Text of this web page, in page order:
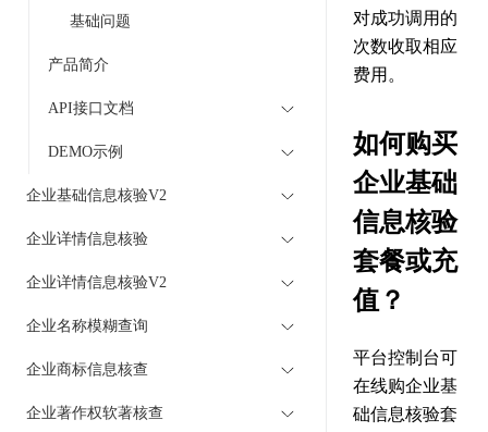
基础问题
产品简介
API接口文档
DEMO示例
企业基础信息核验V2
企业详情信息核验
企业详情信息核验V2
企业名称模糊查询
企业商标信息核查
企业著作权软著核查
对成功调用的
次数收取相应
费用。
如何购买
企业基础
信息核验
套餐或充
值？
平台控制台可
在线购企业基
础信息核验套